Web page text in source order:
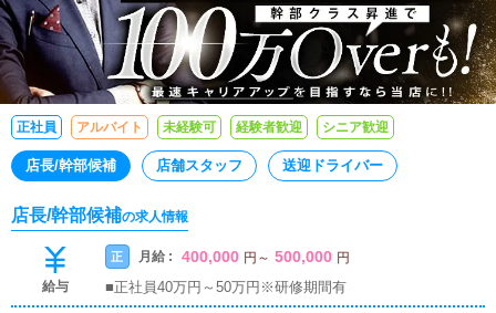
正社員 アルバイト 未経験可 経験者歓迎 シニア歓迎
店長/幹部候補 店舗スタッフ 送迎ドライバー
店長/幹部候補の求人情報
給与
正 月給 : 400,000 円 ～ 500,000 円
■正社員40万円～50万円※研修期間有